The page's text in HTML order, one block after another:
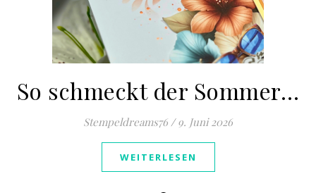
So schmeckt der Sommer…
Stempeldreams76 / 9. Juni 2026
WEITERLESEN